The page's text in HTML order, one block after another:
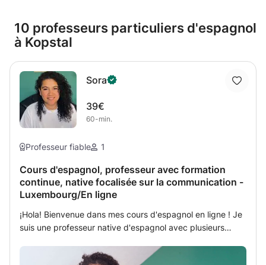
10 professeurs particuliers d'espagnol
à Kopstal
Sora
39€
60-min.
Professeur fiable 1
Cours d'espagnol, professeur avec formation
continue, native focalisée sur la communication -
Luxembourg/En ligne
¡Hola! Bienvenue dans mes cours d'espagnol en ligne ! Je
suis une professeur native d'espagnol avec plusieurs
orientée vers une communication moderne. Mes cours